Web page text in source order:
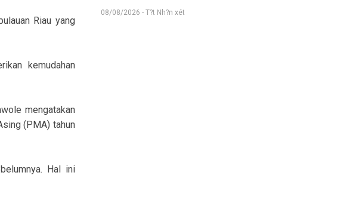
Riau yang
kemudahan
mengatakan
(PMA) tahun
Hal ini
08/08/2026 - T?t Nh?n xét